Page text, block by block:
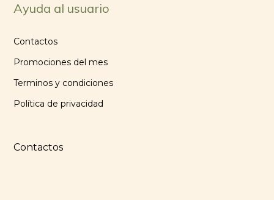
Ayuda al usuario
Contactos
Promociones del mes
Terminos y condiciones
Política de privacidad
Contactos